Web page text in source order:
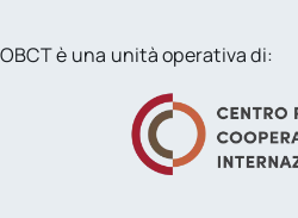
OBCT è una unità operativa di: